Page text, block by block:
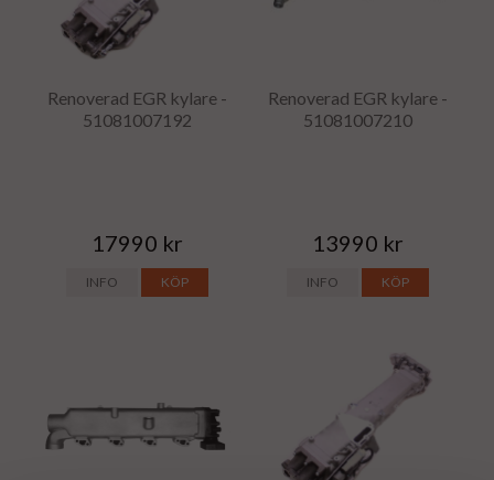
Renoverad EGR kylare -
51081007192
17990 kr
INFO KÖP
Renoverad EGR kylare -
51081007210
13990 kr
INFO KÖP